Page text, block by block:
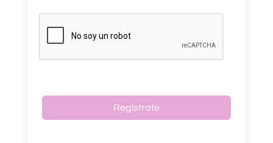
Regístrate